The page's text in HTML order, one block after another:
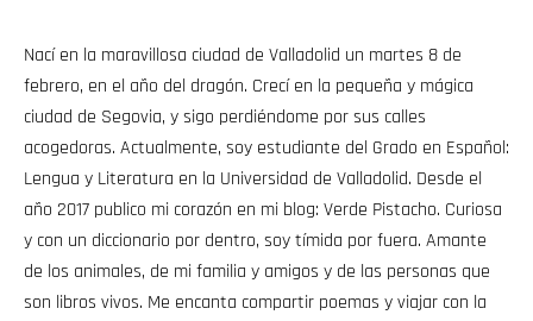
Nací en la maravillosa ciudad de Valladolid un martes 8 de
febrero, en el año del dragón. Crecí en la pequeña y mágica
ciudad de Segovia, y sigo perdiéndome por sus calles
acogedoras. Actualmente, soy estudiante del Grado en Español:
Lengua y Literatura en la Universidad de Valladolid. Desde el
año 2017 publico mi corazón en mi blog: Verde Pistacho. Curiosa
y con un diccionario por dentro, soy tímida por fuera. Amante
de los animales, de mi familia y amigos y de las personas que
son libros vivos. Me encanta compartir poemas y viajar con la